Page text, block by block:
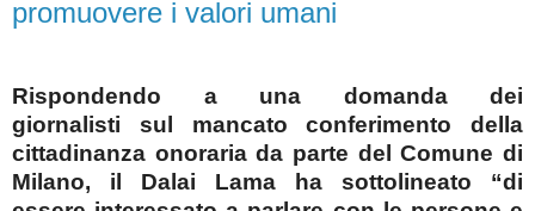
promuovere i valori umani
Rispondendo a una domanda dei
giornalisti sul mancato conferimento della
cittadinanza onoraria da parte del Comune di
Milano, il Dalai Lama ha sottolineato “di